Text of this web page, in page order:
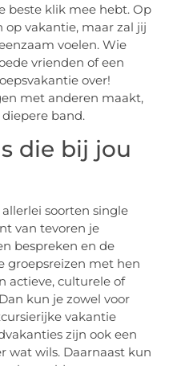
beste klik mee hebt. Op
vakantie, maar zal jij
voelen. Wie
vrienden of een
over!
met anderen maakt,
band.
die bij jou
soorten single
van tevoren je
bespreken en de
groepsreizen met hen
actieve, culturele of
kun je zowel voor
vakantie
zijn ook een
wat wils. Daarnaast kun